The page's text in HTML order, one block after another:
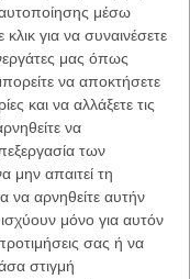
μέσω
για να συναινέσετε
μας όπως
να αποκτήσετε
και να αλλάξετε τις
να
των
μην απαιτεί τη
να αρνηθείτε αυτήν
μόνο για αυτόν
σας ή να
στιγμή
τις 197 εκατομμύρια
μάλιστα εκείνες του
περασμένο Δεκέμβρη